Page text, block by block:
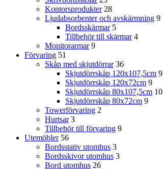
Kontorsprodukter 28
Ljudabsorbenter och avskärmning 9
Bordsskärmar 5
Tillbehör till skärmar 4
Monitorarmar 9
Förvaring 51
Skåp med skjutdörrar 36
Skjutdörrskåp 120x107,5cm 9
Skjutdörrskåp 120x72cm 9
Skjutdörrskåp 80x107,5cm 10
Skjutdörrskåp 80x72cm 9
Towerförvaring 2
Hurtsar 3
Tillbehör till förvaring 9
Utemöbler 56
Bordsstativ utomhus 3
Bordsskivor utomhus 3
Bord utomhus 26